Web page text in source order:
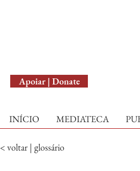
Apoiar | Donate
INÍCIO MEDIATECA
< voltar | glossário